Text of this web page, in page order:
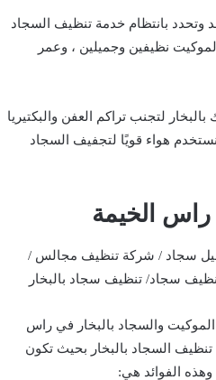
وتحدد بانتظام خدمة تنظيف السجاد
نظيفين وجميلين ، وعمر
لتجنب تراكم العفن والبكتيريا
هواء قويًا لتجفيف السجاد
الخيمة
سجاد / شركة تنظيف مجالس /
سجاد/ تنظيف سجاد بالبخار
الموكيت والسجاد بالبخار في راس
تنظيف السجاد بالبخار بحيث تكون
وهذه الفوائد هي: